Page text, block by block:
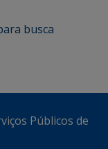
busca
Públicos de